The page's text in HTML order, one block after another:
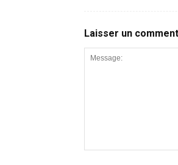
Laisser un